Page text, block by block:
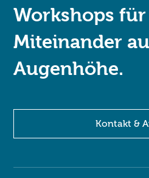
Workshops
Miteinander
Augenhöhe.
Kontakt &